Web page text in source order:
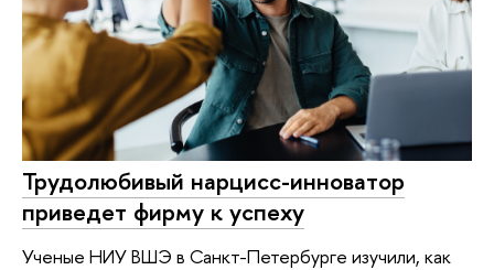
Трудолюбивый нарцисс-инноватор
приведет фирму к успеху
Ученые НИУ ВШЭ в Санкт-Петербурге изучили, как